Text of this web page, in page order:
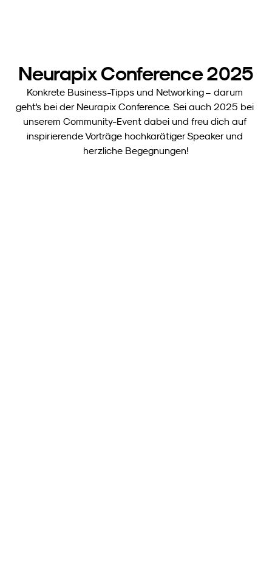
Neurapix Conference 2025
Konkrete Business-Tipps und Networking – darum
geht's bei der Neurapix Conference. Sei auch 2025 bei
unserem Community-Event dabei und freu dich auf
inspirierende Vorträge hochkarätiger Speaker und
herzliche Begegnungen!